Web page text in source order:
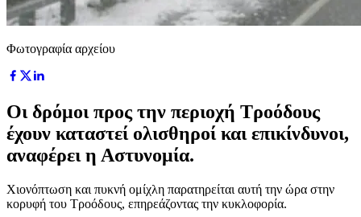
Φωτογραφία αρχείου
Οι δρόμοι προς την περιοχή Τροόδους
έχουν καταστεί ολισθηροί και επικίνδυνοι,
αναφέρει η Αστυνομία.
Χιονόπτωση και πυκνή ομίχλη παρατηρείται αυτή την ώρα στην
κορυφή του Τροόδους, επηρεάζοντας την κυκλοφορία.